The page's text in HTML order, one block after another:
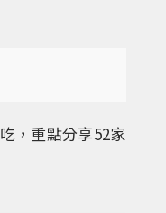
，重點分享52家